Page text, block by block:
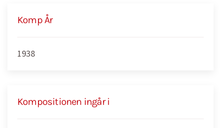
Komp År
1938
Kompositionen ingår i